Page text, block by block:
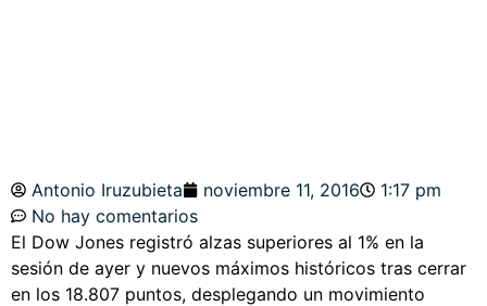
Antonio Iruzubieta noviembre 11, 2016
1:17 pm
No hay comentarios
El Dow Jones registró alzas superiores al 1% en la
sesión de ayer y nuevos máximos históricos tras cerrar
en los 18.807 puntos, desplegando un movimiento